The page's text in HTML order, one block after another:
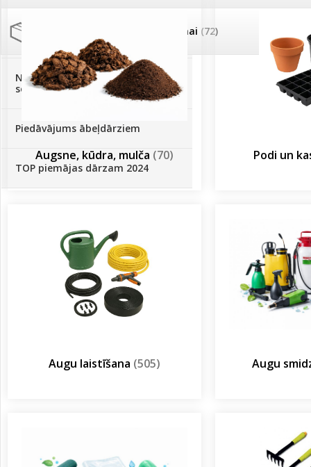
Palīglīdzekļi augu audzēšanai (72)
Klientu Diena
Novatec - izcils mēslošanai arī
sezonas otrajā pusē!
Piedāvājums ābeļdārziem
TOP piemājas dārzam 2024
Augsne, kūdra, mulča (70) Podi un
Augu laistīšana (505) Augu